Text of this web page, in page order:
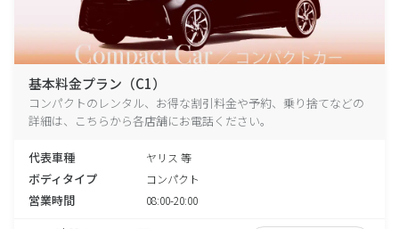
基本料金プラン（C1）
コンパクトのレンタル、お得な割引料金や予約、乗り捨てなどの
詳細は、こちらから各店舗にお電話ください。
代表車種 ヤリス 等
ボディタイプ コンパクト
営業時間 08:00-20:00